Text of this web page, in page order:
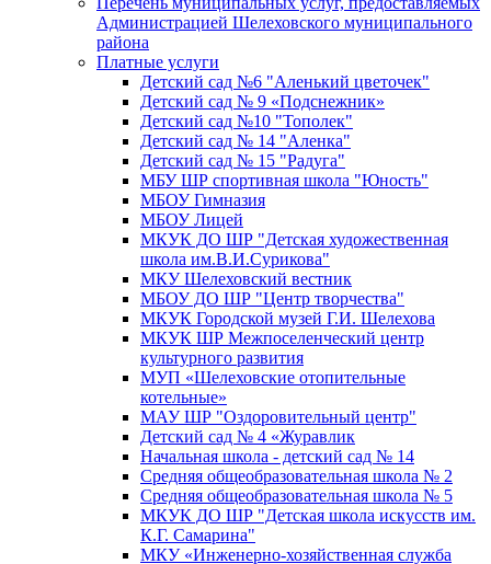
Администрацией Шелеховского муниципального
района
Платные услуги
Детский сад №6 "Аленький цветочек"
Детский сад № 9 «Подснежник»
Детский сад №10 "Тополек"
Детский сад № 14 "Аленка"
Детский сад № 15 "Радуга"
МБУ ШР спортивная школа "Юность"
МБОУ Гимназия
МБОУ Лицей
МКУК ДО ШР "Детская художественная
школа им.В.И.Сурикова"
МКУ Шелеховский вестник
МБОУ ДО ШР "Центр творчества"
МКУК Городской музей Г.И. Шелехова
МКУК ШР Межпоселенческий центр
культурного развития
МУП «Шелеховские отопительные
котельные»
МАУ ШР "Оздоровительный центр"
Детский сад № 4 «Журавлик
Начальная школа - детский сад № 14
Средняя общеобразовательная школа № 2
Средняя общеобразовательная школа № 5
МКУК ДО ШР "Детская школа искусств им.
К.Г. Самарина"
МКУ «Инженерно-хозяйственная служба